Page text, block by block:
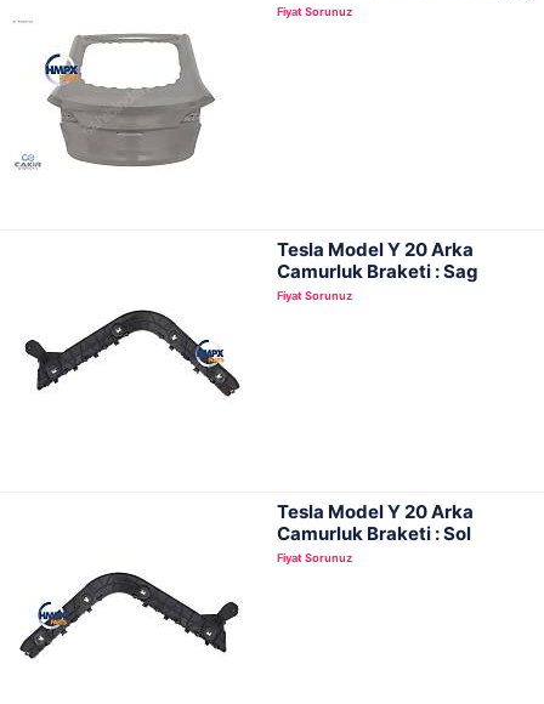
Fiyat Sorunuz
Tesla Model Y 20 Arka
Camurluk Braketi : Sag
Fiyat Sorunuz
Tesla Model Y 20 Arka
Camurluk Braketi : Sol
Fiyat Sorunuz